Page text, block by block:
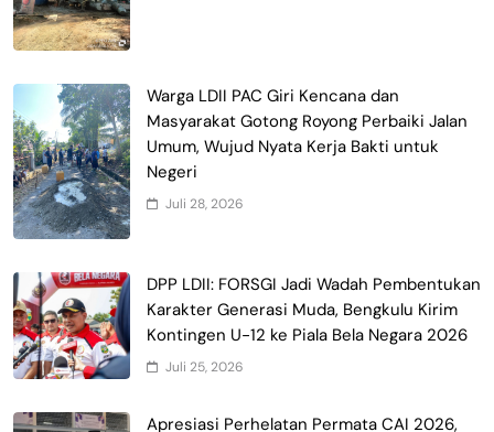
Warga LDII PAC Giri Kencana dan
Masyarakat Gotong Royong Perbaiki Jalan
Umum, Wujud Nyata Kerja Bakti untuk
Negeri
Juli 28, 2026
DPP LDII: FORSGI Jadi Wadah Pembentukan
Karakter Generasi Muda, Bengkulu Kirim
Kontingen U-12 ke Piala Bela Negara 2026
Juli 25, 2026
Apresiasi Perhelatan Permata CAI 2026,